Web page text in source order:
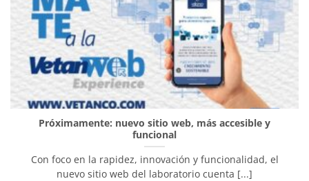
Próximamente: nuevo sitio web, más accesible y
funcional
Con foco en la rapidez, innovación y funcionalidad, el
nuevo sitio web del laboratorio cuenta [...]